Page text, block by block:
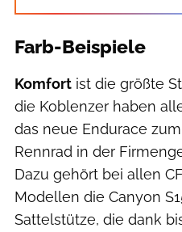
Farb-Beispiele
Komfort ist die größte
die Koblenzer haben
das neue Endurace
Rennrad in der
Dazu gehört bei allen
Modellen die Canyon
Sattelstütze, die dank